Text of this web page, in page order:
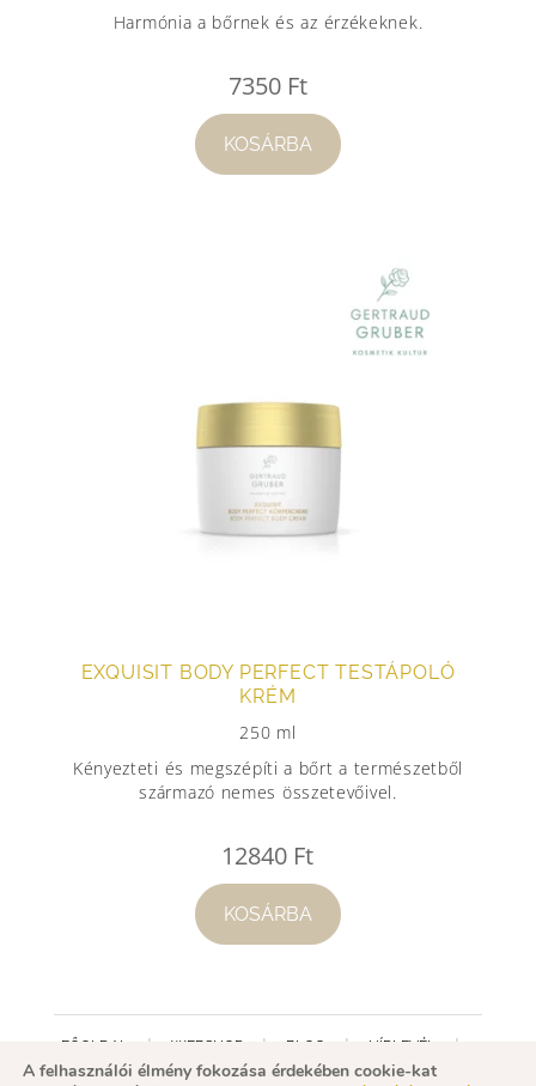
Harmónia a bőrnek és az érzékeknek.
7350 Ft
KOSÁRBA
EXQUISIT BODY PERFECT TESTÁPOLÓ
KRÉM
250 ml
Kényezteti és megszépíti a bőrt a természetből
származó nemes összetevőivel.
12840 Ft
KOSÁRBA
FŐOLDAL WEBSHOP BLOG HÍRLEVÉL
FACEBOOK MINŐSÍTÉS
A felhasználói élmény fokozása érdekében cookie-kat